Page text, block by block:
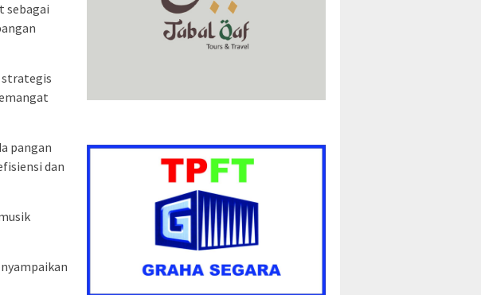
sebagai
strategis
pangan
dan